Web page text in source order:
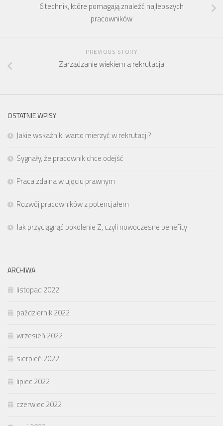
6 technik, które pomagają znaleźć najlepszych
pracowników
PREVIOUS STORY
Zarządzanie wiekiem a rekrutacja
OSTATNIE WPISY
Jakie wskaźniki warto mierzyć w rekrutacji?
Sygnały, że pracownik chce odejść
Praca zdalna w ujęciu prawnym
Rozwój pracowników z potencjałem
Jak przyciągnąć pokolenie Z, czyli nowoczesne benefity
ARCHIWA
listopad 2022
październik 2022
wrzesień 2022
sierpień 2022
lipiec 2022
czerwiec 2022